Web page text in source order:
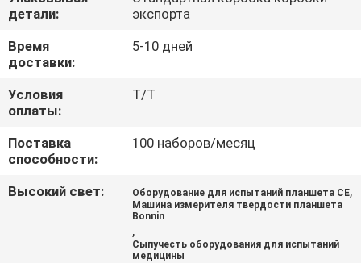
МЫ
СПРОСИТЕ
ЦИТАТУ
КАРТА
детали:
экспорта
Время
доставки:
5-10 дней
Условия
оплаты:
T/T
Поставка
способности:
100 наборов/месяц
Высокий свет: Оборудование для испытаний планшета CE,
Машина измерителя твердости планшета
Bonnin
,
Сыпучесть оборудования для испытаний
медицины